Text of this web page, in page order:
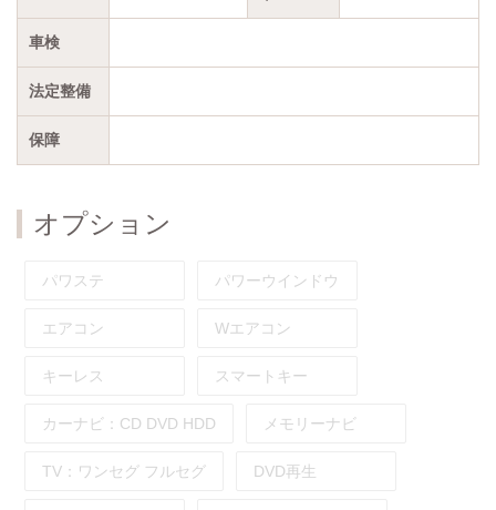
車検
法定整備
保障
オプション
パワステ パワーウインドウ
エアコン Wエアコン
キーレス スマートキー
カーナビ： CD DVD HDD メモリーナビ
TV： ワンセグ フルセグ DVD再生